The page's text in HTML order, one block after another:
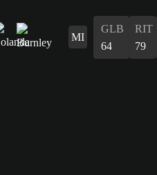
MI
GLB
64
RIT
79